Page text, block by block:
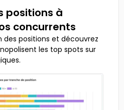
positions à
concurrents
des positions et découvrez
les top spots sur